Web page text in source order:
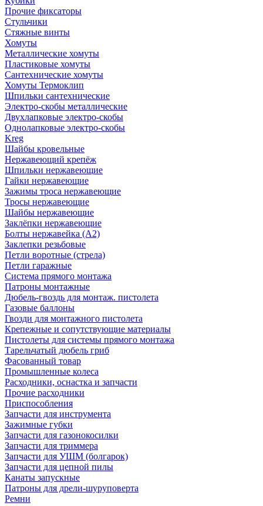
Прочие фиксаторы
Стульчики
Стяжные винты
Хомуты
Металлические хомуты
Пластиковые хомуты
Сантехнические хомуты
Хомуты Термоклип
Шпильки сантехнические
Электро-скобы металлические
Двухлапковые электро-скобы
Однолапковые электро-скобы
Kreg
Шайбы кровельные
Нержавеющий крепёж
Шпильки нержавеющие
Гайки нержавеющие
Зажимы троса нержавеющие
Тросы нержавеющие
Шайбы нержавеющие
Заклёпки нержавеющие
Болты нержавейка (А2)
Заклепки резьбовые
Петли воротные (стрела)
Петли гаражные
Система прямого монтажа
Патроны монтажные
Дюбель-гвоздь для монтаж. пистолета
Газовые баллоны
Гвозди для монтажного пистолета
Крепежные и сопутствующие материалы
Пистолеты для системы прямого монтажа
Тарельчатый дюбель гриб
Фасованный товар
Промышленные колеса
Расходники, оснастка и запчасти
Прочие расходники
Приспособления
Запчасти для инструмента
Зажимные губки
Запчасти для газонокосилки
Запчасти для триммера
Запчасти для УШМ (болгарок)
Запчасти для цепной пилы
Канаты запускные
Патроны для дрели-шуруповерта
Ремни